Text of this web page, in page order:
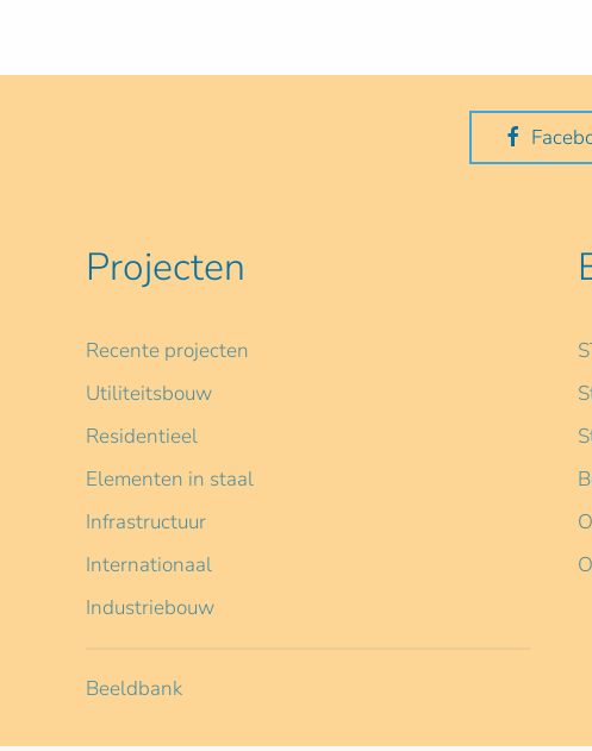
Projecten
Recente projecten
Utiliteitsbouw
Residentieel
Elementen in staal
Infrastructuur
Internationaal
Industriebouw
Beeldbank